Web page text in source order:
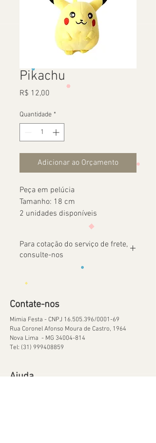
Pikachu
R$ 12,00
Quantidade *
Adicionar ao Orçamento
Peça em pelúcia
Tamanho: 18 cm
2 unidades disponíveis
Para cotação do serviço de frete,
consulte-nos
Contate-nos
Mimia Festa - CNPJ 16.505.396/0001-69
Rua Coronel Afonso Moura de Castro, 1964
Nova Lima - MG 34004-814
Tel: (31) 999408859
Ajuda